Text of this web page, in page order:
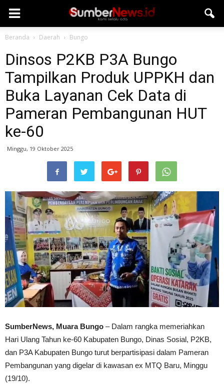
Beranda Daerah Bungo
Dinsos P2KB P3A Bungo
Tampilkan Produk UPPKH dan
Buka Layanan Cek Data di
Pameran Pembangunan HUT
ke-60
Minggu, 19 Oktober 2025
SumberNews, Muara Bungo – Dalam rangka memeriahkan
Hari Ulang Tahun ke-60 Kabupaten Bungo, Dinas Sosial, P2KB,
dan P3A Kabupaten Bungo turut berpartisipasi dalam Pameran
Pembangunan yang digelar di kawasan ex MTQ Baru, Minggu
(19/10).